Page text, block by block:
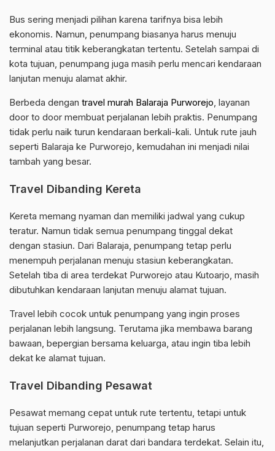
Bus sering menjadi pilihan karena tarifnya bisa lebih
ekonomis. Namun, penumpang biasanya harus menuju
terminal atau titik keberangkatan tertentu. Setelah sampai di
kota tujuan, penumpang juga masih perlu mencari kendaraan
lanjutan menuju alamat akhir.
Berbeda dengan travel murah Balaraja Purworejo, layanan
door to door membuat perjalanan lebih praktis. Penumpang
tidak perlu naik turun kendaraan berkali-kali. Untuk rute jauh
seperti Balaraja ke Purworejo, kemudahan ini menjadi nilai
tambah yang besar.
Travel Dibanding Kereta
Kereta memang nyaman dan memiliki jadwal yang cukup
teratur. Namun tidak semua penumpang tinggal dekat
dengan stasiun. Dari Balaraja, penumpang tetap perlu
menempuh perjalanan menuju stasiun keberangkatan.
Setelah tiba di area terdekat Purworejo atau Kutoarjo, masih
dibutuhkan kendaraan lanjutan menuju alamat tujuan.
Travel lebih cocok untuk penumpang yang ingin proses
perjalanan lebih langsung. Terutama jika membawa barang
bawaan, bepergian bersama keluarga, atau ingin tiba lebih
dekat ke alamat tujuan.
Travel Dibanding Pesawat
Pesawat memang cepat untuk rute tertentu, tetapi untuk
tujuan seperti Purworejo, penumpang tetap harus
melanjutkan perjalanan darat dari bandara terdekat. Selain itu,